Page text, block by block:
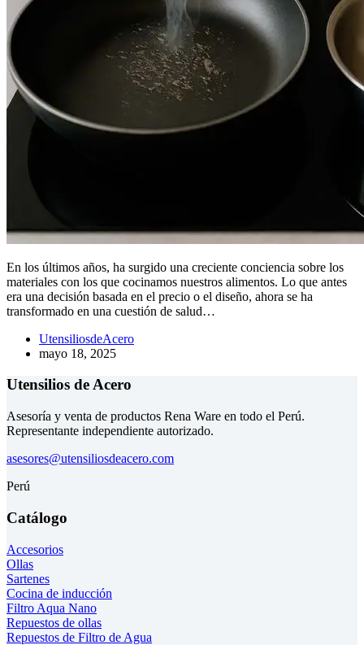
En los últimos años, ha surgido una creciente conciencia sobre los
materiales con los que cocinamos nuestros alimentos. Lo que antes
era una decisión basada en el precio o el diseño, ahora se ha
transformado en una cuestión de salud…
UtensiliosdeAcero
mayo 18, 2025
Utensilios de Acero
Asesoría y venta de productos Rena Ware en todo el Perú.
Representante independiente autorizado.
asesores@utensiliosdeacero.com
Perú
Catálogo
Accesorios
Ollas
Sartenes
Cocina de inducción
Filtro Aqua Nano
Repuestos de ollas
Repuestos de Filtro de Agua